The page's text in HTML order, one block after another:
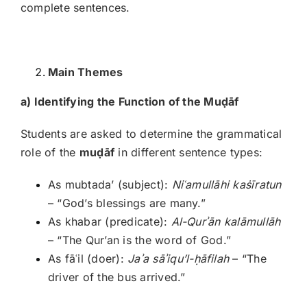
complete sentences.
Main Themes
a) Identifying the Function of the Muḍāf
Students are asked to determine the grammatical
role of the muḍāf in different sentence types:
As mubtada’ (subject): Niʿamullāhi kaṡīratun
– “God’s blessings are many.”
As khabar (predicate): Al-Qurʾān kalāmullāh
– “The Qur’an is the word of God.”
As fāʿil (doer): Jaʾa sāʾiqu’l-ḥāfilah– “The
driver of the bus arrived.”